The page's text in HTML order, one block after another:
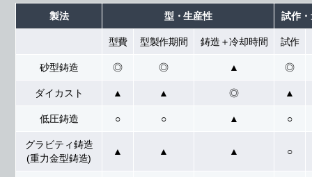
製法 型・生産性 試作
型費 型製作期間 鋳造＋冷却時間 試作
砂型鋳造 ◎ ◎ ▲ ◎
ダイカスト ▲ ▲ ◎ ▲
低圧鋳造 ○ ○ ▲ ○
グラビティ鋳造
(重力金型鋳造)
▲ ▲ ▲ ○